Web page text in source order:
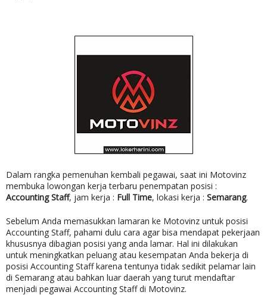
Dalam rangka pemenuhan kembali pegawai, saat ini Motovinz
membuka lowongan kerja terbaru penempatan posisi :
Accounting Staff, jam kerja : Full Time, lokasi kerja : Semarang.
Sebelum Anda memasukkan lamaran ke Motovinz untuk posisi
Accounting Staff, pahami dulu cara agar bisa mendapat pekerjaan
khususnya dibagian posisi yang anda lamar. Hal ini dilakukan
untuk meningkatkan peluang atau kesempatan Anda bekerja di
posisi Accounting Staff karena tentunya tidak sedikit pelamar lain
di Semarang atau bahkan luar daerah yang turut mendaftar
menjadi pegawai Accounting Staff di Motovinz.